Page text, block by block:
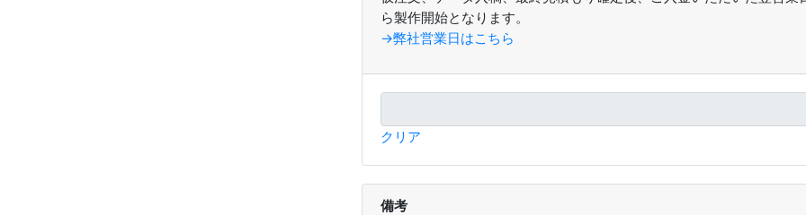
ら製作開始となります。
→弊社営業日はこちら
クリア
備考